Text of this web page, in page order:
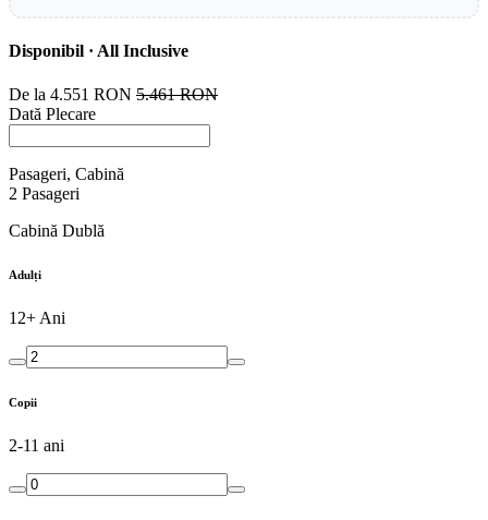
Disponibil · All Inclusive
De la 4.551 RON 5.461 RON
Dată Plecare
Pasageri, Cabină
2 Pasageri
Cabină Dublă
Adulți
12+ Ani
Copii
2-11 ani